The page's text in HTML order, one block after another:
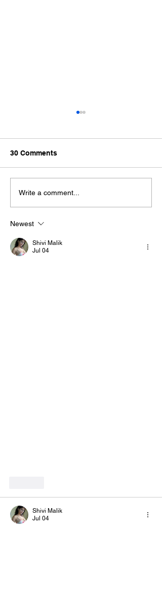
CloudEats raises US$5M
in Series A
30 Comments
Write a comment...
Newest
Shivi Malik
Jul 04
Shivi Malik
Jul 04